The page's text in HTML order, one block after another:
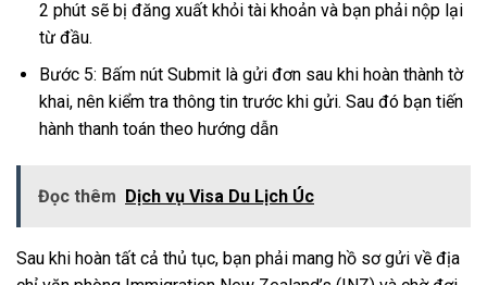
2 phút sẽ bị đăng xuất khỏi tài khoản và bạn phải nộp lại
từ đầu.
Bước 5: Bấm nút Submit là gửi đơn sau khi hoàn thành tờ
khai, nên kiểm tra thông tin trước khi gửi. Sau đó bạn tiến
hành thanh toán theo hướng dẫn
Đọc thêm Dịch vụ Visa Du Lịch Úc
Sau khi hoàn tất cả thủ tục, bạn phải mang hồ sơ gửi về địa